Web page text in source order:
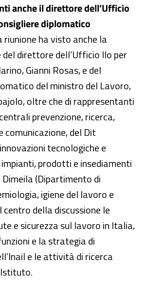
anche il direttore dell’Ufficio
diplomatico
riunione ha visto anche la
direttore dell’Ufficio Ilo per
Gianni Rosas, e del
del ministro del Lavoro,
oltre che di rappresentanti
prevenzione, ricerca,
comunicazione, del Dit
tecnologiche e
prodotti e insediamenti
(Dipartimento di
igiene del lavoro e
della discussione le
e sicurezza sul lavoro in Italia,
e la strategia di
e le attività di ricerca